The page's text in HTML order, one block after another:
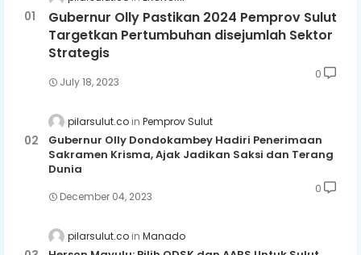
Gubernur Olly Pastikan 2024 Pemprov Sulut
Targetkan Pertumbuhan disejumlah Sektor
Strategis
July 18, 2023
0
pilarsulut.co Pemprov Sulut
Gubernur Olly Dondokambey Hadiri Penerimaan
Sakramen Krisma, Ajak Jadikan Saksi dan Terang
Dunia
December 04, 2023
0
pilarsulut.co Manado